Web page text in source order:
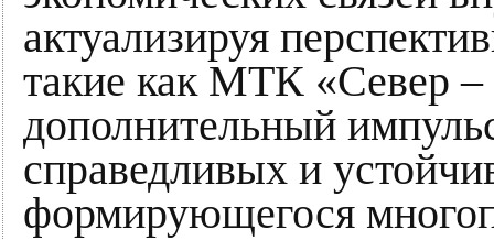
актуализируя
такие как МТК «Север
дополнительный
справедливых и
формирующегося